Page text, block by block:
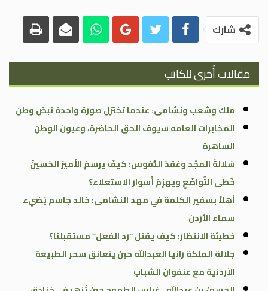
شارك
مقالات أُخرى للكاتب
ملك وشعب ونشامى: عندما تختزل صورة واحدة نبض وطن
المخابرات العامه سيوف الحق الحاضرة، وعيون الوطن
الساهرة
سُلالةُ المَجْدِ وعُقَدُ النُّفوس: كَيفَ يَرسِمُ الأَمِيرُ الحُسَينُ
خُطى التَّواضُعِ ويَهزِمُ أَسوارَ الاستِعلاء؟
أهلاً بسفير الكلمة في مهد النشامى: خالد جاسم يُضيء
سماء الأردن
خطيئة الانتظار: كيف يقتل “رد الفعل” مستقبلنا؟
جلالة الملكة رانيا العبدالله حين يتعانق سحر الطبيعة
الأردنية مع عنفوان الشباب